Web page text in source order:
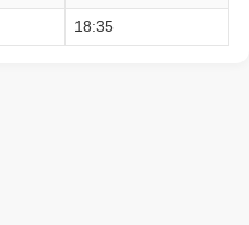
18:35